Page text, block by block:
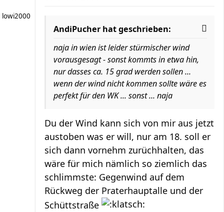
lowi2000
AndiPucher hat geschrieben:
naja in wien ist leider stürmischer wind
vorausgesagt - sonst kommts in etwa hin,
nur dasses ca. 15 grad werden sollen ...
wenn der wind nicht kommen sollte wäre es
perfekt für den WK ... sonst ... naja
Du der Wind kann sich von mir aus jetzt
austoben was er will, nur am 18. soll er
sich dann vornehm zurüchhalten, das
wäre für mich nämlich so ziemlich das
schlimmste: Gegenwind auf dem
Rückweg der Praterhauptalle und der
Schüttstraße